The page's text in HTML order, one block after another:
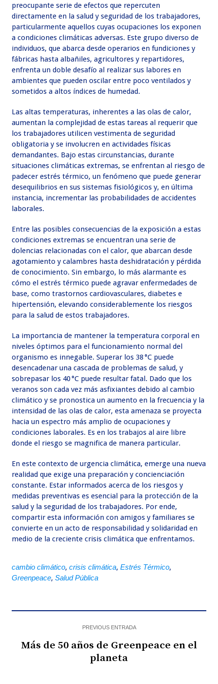
preocupante serie de efectos que repercuten
directamente en la salud y seguridad de los trabajadores,
particularmente aquellos cuyas ocupaciones los exponen
a condiciones climáticas adversas. Este grupo diverso de
individuos, que abarca desde operarios en fundiciones y
fábricas hasta albañiles, agricultores y repartidores,
enfrenta un doble desafío al realizar sus labores en
ambientes que pueden oscilar entre poco ventilados y
sometidos a altos índices de humedad.
Las altas temperaturas, inherentes a las olas de calor,
aumentan la complejidad de estas tareas al requerir que
los trabajadores utilicen vestimenta de seguridad
obligatoria y se involucren en actividades físicas
demandantes. Bajo estas circunstancias, durante
situaciones climáticas extremas, se enfrentan al riesgo de
padecer estrés térmico, un fenómeno que puede generar
desequilibrios en sus sistemas fisiológicos y, en última
instancia, incrementar las probabilidades de accidentes
laborales.
Entre las posibles consecuencias de la exposición a estas
condiciones extremas se encuentran una serie de
dolencias relacionadas con el calor, que abarcan desde
agotamiento y calambres hasta deshidratación y pérdida
de conocimiento. Sin embargo, lo más alarmante es
cómo el estrés térmico puede agravar enfermedades de
base, como trastornos cardiovasculares, diabetes e
hipertensión, elevando considerablemente los riesgos
para la salud de estos trabajadores.
La importancia de mantener la temperatura corporal en
niveles óptimos para el funcionamiento normal del
organismo es innegable. Superar los 38 °C puede
desencadenar una cascada de problemas de salud, y
sobrepasar los 40 °C puede resultar fatal. Dado que los
veranos son cada vez más asfixiantes debido al cambio
climático y se pronostica un aumento en la frecuencia y la
intensidad de las olas de calor, esta amenaza se proyecta
hacia un espectro más amplio de ocupaciones y
condiciones laborales. Es en los trabajos al aire libre
donde el riesgo se magnifica de manera particular.
En este contexto de urgencia climática, emerge una nueva
realidad que exige una preparación y concienciación
constante. Estar informados acerca de los riesgos y
medidas preventivas es esencial para la protección de la
salud y la seguridad de los trabajadores. Por ende,
compartir esta información con amigos y familiares se
convierte en un acto de responsabilidad y solidaridad en
medio de la creciente crisis climática que enfrentamos.
cambio climático,crisis climática,Estrés Térmico,
Greenpeace,Salud Pública
PREVIOUS ENTRADA
Más de 50 años de Greenpeace en el
planeta